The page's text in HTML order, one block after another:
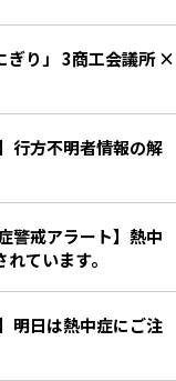
ぎり」 3商工会議所 ×
行方不明者情報の解
警戒アラート】熱中
ています。
明日は熱中症にご注